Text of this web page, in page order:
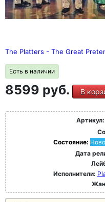
The Platters - The Great
Есть в наличии
8599 руб. В
Артикул:
Состояние:
Дата
Исполнители: